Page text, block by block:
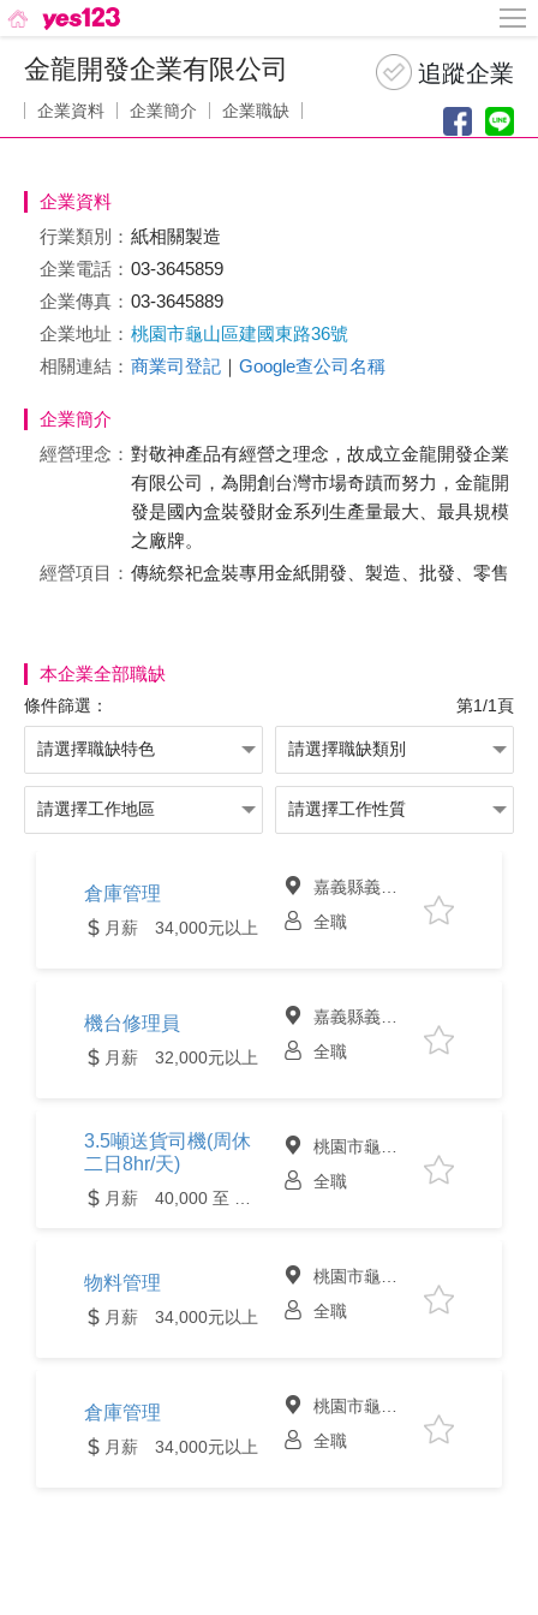
金龍開發企業有限公司
企業資料 企業簡介 企業職缺
企業資料
行業類別： 紙相關製造
企業電話： 03-3645859
企業傳真： 03-3645889
企業地址： 桃園市龜山區建國東路36號
相關連結： 商業司登記 ｜ Google查公司名稱
企業簡介
經營理念： 對敬神產品有經營之理念，故成立金龍開發企業
有限公司，為開創台灣市場奇蹟而努力，金龍開
發是國內盒裝發財金系列生產量最大、最具規模
之廠牌。
經營項目： 傳統祭祀盒裝專用金紙開發、製造、批發、零售
本企業全部職缺
條件篩選： 第1/1頁
倉庫管理
月薪 34,000元以上
嘉義縣義竹鄉
全職
機台修理員
月薪 32,000元以上
嘉義縣義竹鄉
全職
3.5噸送貨司機(周休
二日8hr/天)
桃園市龜山區
全職
物料管理
月薪 34,000元以上
桃園市龜山區
全職
倉庫管理
月薪 34,000元以上
桃園市龜山區
全職